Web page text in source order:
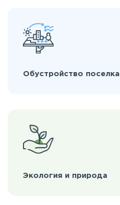
Обустройство поселка
Экология и природа